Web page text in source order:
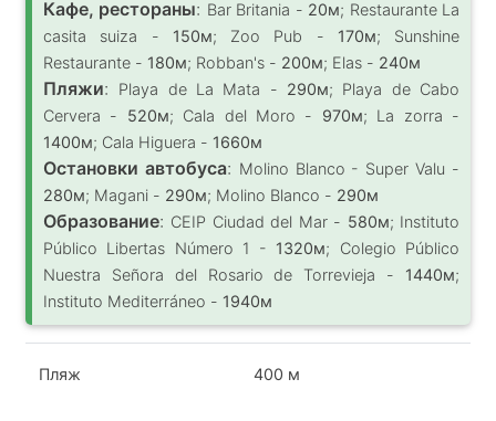
Кафе, рестораны: Bar Britania - 20м; Restaurante La
casita suiza - 150м; Zoo Pub - 170м; Sunshine
Restaurante - 180м; Robban's - 200м; Elas - 240м
Пляжи: Playa de La Mata - 290м; Playa de Cabo
Cervera - 520м; Cala del Moro - 970м; La zorra -
1400м; Cala Higuera - 1660м
Остановки автобуса: Molino Blanco - Super Valu -
280м; Magani - 290м; Molino Blanco - 290м
Образование: CEIP Ciudad del Mar - 580м; Instituto
Público Libertas Número 1 - 1320м; Colegio Público
Nuestra Señora del Rosario de Torrevieja - 1440м;
Instituto Mediterráneo - 1940м
Пляж 400 м